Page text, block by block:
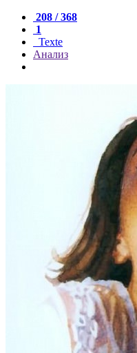
208 / 368
1
Texte
Анализ